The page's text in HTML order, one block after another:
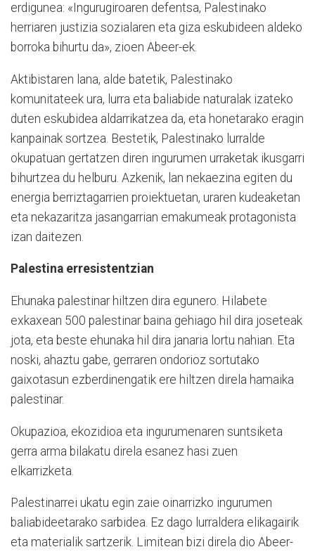
erdigunea: «Ingurugiroaren defentsa, Palestinako
herriaren justizia sozialaren eta giza eskubideen aldeko
borroka bihurtu da», zioen Abeer-ek.
Aktibistaren lana, alde batetik, Palestinako
komunitateek ura, lurra eta baliabide naturalak izateko
duten eskubidea aldarrikatzea da, eta honetarako eragin
kanpainak sortzea. Bestetik, Palestinako lurralde
okupatuan gertatzen diren ingurumen urraketak ikusgarri
bihurtzea du helburu. Azkenik, lan nekaezina egiten du
energia berriztagarrien proiektuetan, uraren kudeaketan
eta nekazaritza jasangarrian emakumeak protagonista
izan daitezen.
Palestina erresistentzian
Ehunaka palestinar hiltzen dira egunero. Hilabete
exkaxean 500 palestinar baina gehiago hil dira joseteak
jota, eta beste ehunaka hil dira janaria lortu nahian. Eta
noski, ahaztu gabe, gerraren ondorioz sortutako
gaixotasun ezberdinengatik ere hiltzen direla hamaika
palestinar.
Okupazioa, ekozidioa eta ingurumenaren suntsiketa
gerra arma bilakatu direla esanez hasi zuen
elkarrizketa.
Palestinarrei ukatu egin zaie oinarrizko ingurumen
baliabideetarako sarbidea. Ez dago lurraldera elikagairik
eta materialik sartzerik. Limitean bizi direla dio Abeer-